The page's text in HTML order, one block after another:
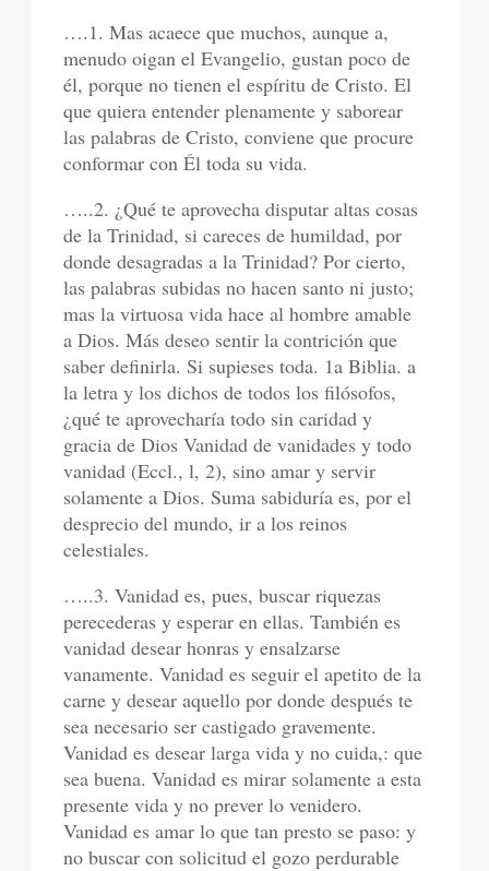
….1. Mas acaece que muchos, aunque a,
menudo oigan el Evangelio, gustan poco de
él, porque no tienen el espíritu de Cristo. El
que quiera entender plenamente y saborear
las palabras de Cristo, conviene que procure
conformar con Él toda su vida.
…..2. ¿Qué te aprovecha disputar altas cosas
de la Trinidad, si careces de humildad, por
donde desagradas a la Trinidad? Por cierto,
las palabras subidas no hacen santo ni justo;
mas la virtuosa vida hace al hombre amable
a Dios. Más deseo sentir la contrición que
saber definirla. Si supieses toda. 1a Biblia. a
la letra y los dichos de todos los filósofos,
¿qué te aprovecharía todo sin caridad y
gracia de Dios Vanidad de vanidades y todo
vanidad (Eccl., l, 2), sino amar y servir
solamente a Dios. Suma sabiduría es, por el
desprecio del mundo, ir a los reinos
celestiales.
…..3. Vanidad es, pues, buscar riquezas
perecederas y esperar en ellas. También es
vanidad desear honras y ensalzarse
vanamente. Vanidad es seguir el apetito de la
carne y desear aquello por donde después te
sea necesario ser castigado gravemente.
Vanidad es desear larga vida y no cuida,: que
sea buena. Vanidad es mirar solamente a esta
presente vida y no prever lo venidero.
Vanidad es amar lo que tan presto se paso: y
no buscar con solicitud el gozo perdurable